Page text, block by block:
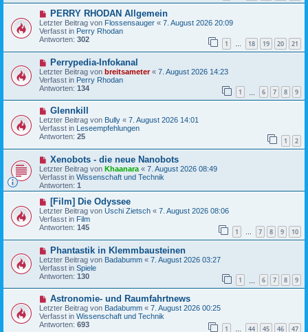
g
B
i
t
r
g
N
e
u
e
r
B
e
i
t
r
g
PERRY RHODAN Allgemein
Letzter Beitrag von Flossensauger « 7. August 2026 20:09
Verfasst in Perry Rhodan
Antworten: 302 1 … 18 19 20 21
N
e
u
e
r
B
e
i
t
r
g
Perrypedia-Infokanal
Letzter Beitrag von breitsameter« 7. August 2026 14:23
Verfasst in Perry Rhodan
Antworten: 134 1 6 7 8 9
N
e
u
e
B
e
i
t
r
a
g
Glennkill
Letzter Beitrag von Bully « 7. August 2026 14:01
Verfasst in
Leseempfehlungen
Antworten: 25 1 2
N
e
u
e
r
B
e
i
t
r
a
g
Xenobots - die neue Nanobots
Letzter Beitrag von Khaanara « 7. August 2026 08:49
Verfasst in Wissenschaft und Technik
Antworten: 1
N
e
u
e
r
B
e
i
t
r
g
[Film] Die Odyssee
Letzter Beitrag von Uschi Zietsch « 7. August 2026 08:06
Verfasst in Film
Antworten: 145 1 … 7 8 9 10
N
e
u
e
r
B
e
i
t
r
Phantastik in Klemmbausteinen
Letzter Beitrag von Badabumm « 7. August 2026 03:27
Verfasst in Spiele
Antworten: 130 1 6 7 8 9
N
e
u
e
Astronomie- und Raumfahrtnews
Letzter Beitrag von Badabumm « 7. August 2026 00:25
Verfasst in Wissenschaft und Technik
Antworten: 693 1 … 44 45 46 47